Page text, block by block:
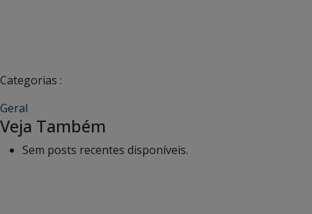
Categorias :
Geral
Veja Também
Sem posts recentes disponíveis.